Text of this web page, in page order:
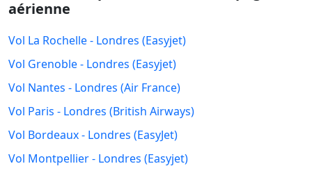
aérienne
Vol La Rochelle - Londres (Easyjet)
Vol Grenoble - Londres (Easyjet)
Vol Nantes - Londres (Air France)
Vol Paris - Londres (British Airways)
Vol Bordeaux - Londres (EasyJet)
Vol Montpellier - Londres (Easyjet)